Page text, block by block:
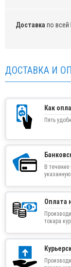
Доставка по всей
ДОСТАВКА И
Как
Пять
В
Оплата
товара